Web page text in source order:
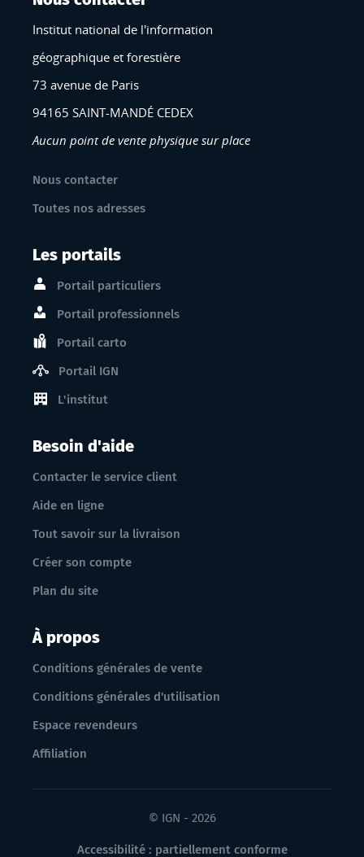
Institut national de l'information
géographique et forestière
73 avenue de Paris
94165 SAINT-MANDÉ CEDEX
Aucun point de vente physique sur place
Nous contacter
Toutes nos adresses
Les portails
Portail particuliers
Portail professionnels
Portail carto
Portail IGN
L'institut
Besoin d'aide
Contacter le service client
Aide en ligne
Tout savoir sur la livraison
Créer son compte
Plan du site
À propos
Conditions générales de vente
Conditions générales d'utilisation
Espace revendeurs
Affiliation
© IGN - 2026
Accessibilité : partiellement conforme